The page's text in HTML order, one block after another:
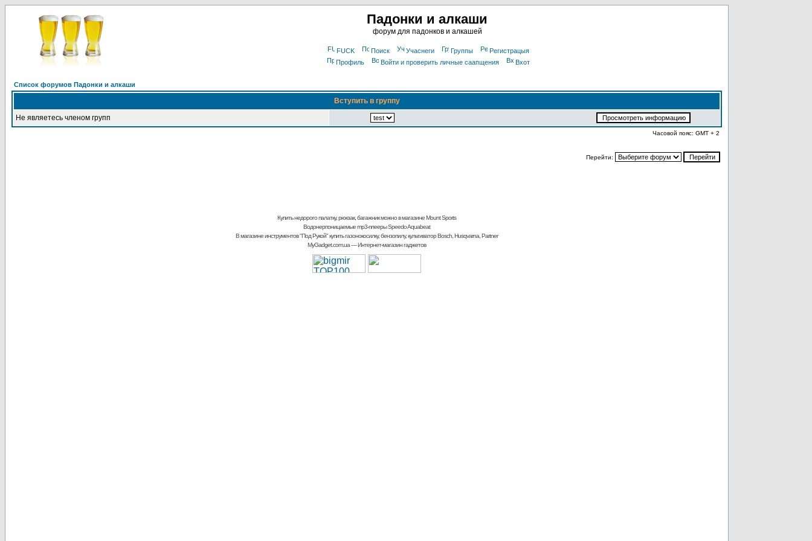
Падонки и алкаши
форум для падонков и алкашей
FUCK Поиск Учаснеги Группы
Регистрацыя
Профиль
Войти и проверить личные саапщения Вхот
Список форумов Падонки и алкаши
Вступить в группу
Не являетесь членом групп
Часовой пояс: GMT + 2
Перейти:
Купить недорого палатку, рюкзак, багажникможно в магазине Mount Sports
Водонерпоницаемые mp3-плееры Speedo Aquabeat
В магазине инструментов "Под Рукой"купить газонокосилку, бензопилу, культиваторBosch, Husqvarna, Partner
MyGadget.com.ua— Интернет-магазин гаджетов